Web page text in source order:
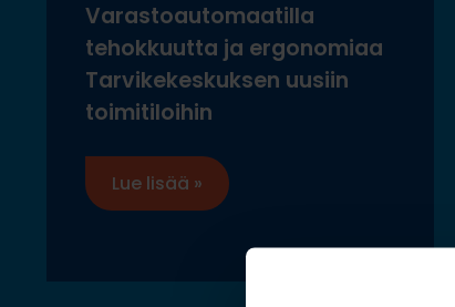
Varastoautomaatilla
tehokkuutta ja ergonomiaa
Tarvikekeskuksen uusiin
toimitiloihin
Lue lisää »